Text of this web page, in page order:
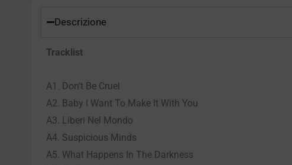
Descrizione
Tracklist
A1. Don’t Be Cruel
A2. Baby I Want To Make It With You
A3. Liberi Nel Mondo
A4. Suspicious Minds
A5. What Happens In The Darkness